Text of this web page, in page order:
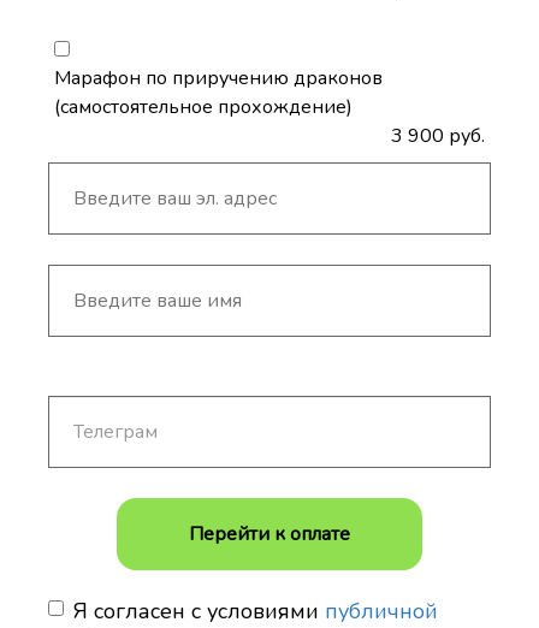
Марафон по приручению драконов
(самостоятельное прохождение)
3 900 руб.
Перейти к оплате
Я согласен с условиями публичной